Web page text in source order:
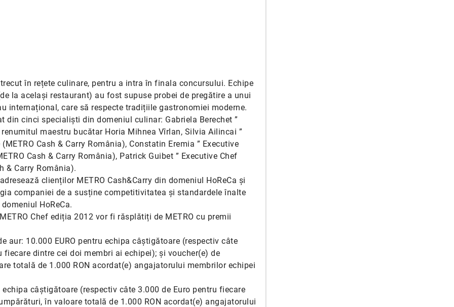
în rețete culinare, pentru a intra în finala concursului. Echipe
la același restaurant) au fost supuse probei de pregătire a unui
internațional, care să respecte tradițiile gastronomiei moderne.
cinci specialiști din domeniul culinar: Gabriela Berechet ”
maestru bucătar Horia Mihnea Vîrlan, Silvia Ailincai ”
Cash & Carry România), Constatin Eremia ” Executive
Cash & Carry România), Patrick Guibet ” Executive Chef
& Carry România).
clienților METRO Cash&Carry din domeniul HoReCa și
companiei de a susține competitivitatea și standardele înalte
HoReCa.
Chef ediția 2012 vor fi răsplătiți de METRO cu premii
aur: 10.000 EURO pentru echipa câștigătoare (respectiv câte
fiecare dintre cei doi membri ai echipei); și voucher(e) de
totală de 1.000 RON acordat(e) angajatorului membrilor echipei
câștigătoare (respectiv câte 3.000 de Euro pentru fiecare
în valoare totală de 1.000 RON acordat(e) angajatorului